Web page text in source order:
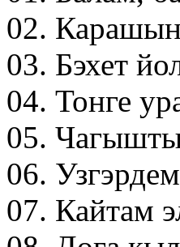
02.
03. Бэхет
04. Тонге
05.
06. Узгэрдем
07. Кайтам